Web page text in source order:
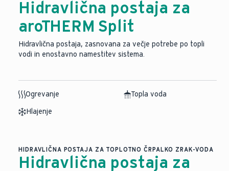
Hidravlična postaja za
aroTHERM Split
Hidravlična postaja, zasnovana za večje potrebe po topli
vodi in enostavno namestitev sistema.
Ogrevanje
Topla voda
Hlajenje
HIDRAVLIČNA POSTAJA ZA TOPLOTNO ČRPALKO ZRAK-VODA
Hidravlična postaja za